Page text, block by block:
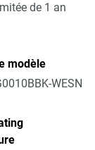
de 1 an
modèle
WESN